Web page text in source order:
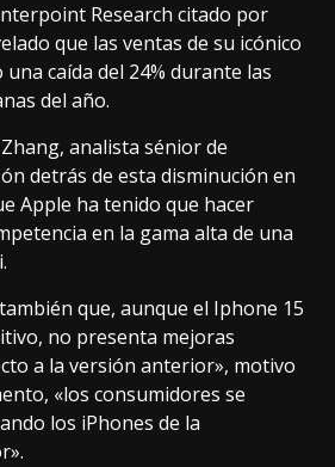
Research citado por
que las ventas de su icónico
caída del 24% durante las
del año.
analista sénior de
detrás de esta disminución en
Apple ha tenido que hacer
en la gama alta de una
que, aunque el Iphone 15
no presenta mejoras
a la versión anterior», motivo
«los consumidores se
los iPhones de la